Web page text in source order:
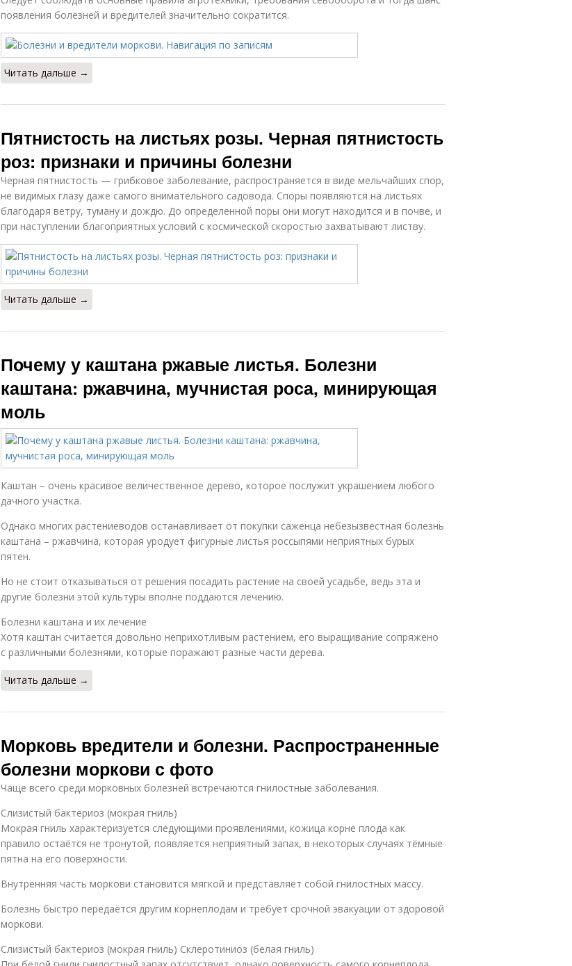
появления болезней и вредителей значительно сократится.
Читать дальше →
Пятнистость на листьях розы. Черная пятнистость
роз: признаки и причины болезни
Черная пятнистость — грибковое заболевание, распространяется в виде мельчайших спор,
не видимых глазу даже самого внимательного садовода. Споры появляются на листьях
благодаря ветру, туману и дождю. До определенной поры они могут находится и в почве, и
при наступлении благоприятных условий с космической скоростью захватывают листву.
Читать дальше →
Почему у каштана ржавые листья. Болезни
каштана: ржавчина, мучнистая роса, минирующая
моль
Каштан – очень красивое величественное дерево, которое послужит украшением любого
дачного участка.
Однако многих растениеводов останавливает от покупки саженца небезызвестная болезнь
каштана – ржавчина, которая уродует фигурные листья россыпями неприятных бурых
пятен.
Но не стоит отказываться от решения посадить растение на своей усадьбе, ведь эта и
другие болезни этой культуры вполне поддаются лечению.
Болезни каштана и их лечение
Хотя каштан считается довольно неприхотливым растением, его выращивание сопряжено
с различными болезнями, которые поражают разные части дерева.
Читать дальше →
Морковь вредители и болезни. Распространенные
болезни моркови с фото
Чаще всего среди морковных болезней встречаются гнилостные заболевания.
Слизистый бактериоз (мокрая гниль)
Мокрая гниль характеризуется следующими проявлениями, кожица корне плода как
правило остаётся не тронутой, появляется неприятный запах, в некоторых случаях тёмные
пятна на его поверхности.
Внутренняя часть моркови становится мягкой и представляет собой гнилостных массу.
Болезнь быстро передаётся другим корнеплодам и требует срочной эвакуации от здоровой
моркови.
Слизистый бактериоз (мокрая гниль) Склеротиниоз (белая гниль)